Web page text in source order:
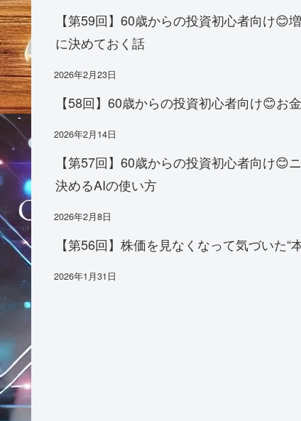
【第59回】60歳からの投資初心者向け
に決めておく話
2026年2月23日
【58回】60歳からの投資初心者向け😊
2026年2月14日
【第57回】60歳からの投資初心者向け😊
決めるAIの使い方
2026年2月8日
【第56回】株価を見なくなって気づいた
2026年1月31日